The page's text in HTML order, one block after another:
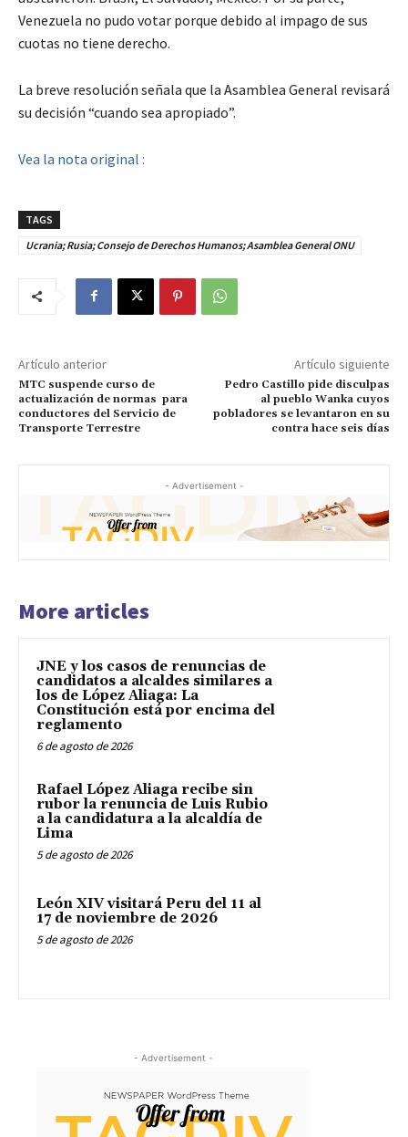
Venezuela no pudo votar porque debido al impago de sus
cuotas no tiene derecho.
La breve resolución señala que la Asamblea General revisará
su decisión “cuando sea apropiado”.
Vea la nota original :
TAGS
Ucrania; Rusia; Consejo de Derechos Humanos; Asamblea General ONU
Artículo anterior
MTC suspende curso de
actualización de normas para
conductores del Servicio de
Transporte Terrestre
Artículo siguiente
Pedro Castillo pide disculpas
al pueblo Wanka cuyos
pobladores se levantaron en su
contra hace seis días
- Advertisement -
More articles
JNE y los casos de renuncias de
candidatos a alcaldes similares a
los de López Aliaga: La
Constitución está por encima del
reglamento
6 de agosto de 2026
Rafael López Aliaga recibe sin
rubor la renuncia de Luis Rubio
a la candidatura a la alcaldía de
Lima
5 de agosto de 2026
León XIV visitará Peru del 11 al
17 de noviembre de 2026
5 de agosto de 2026
- Advertisement -